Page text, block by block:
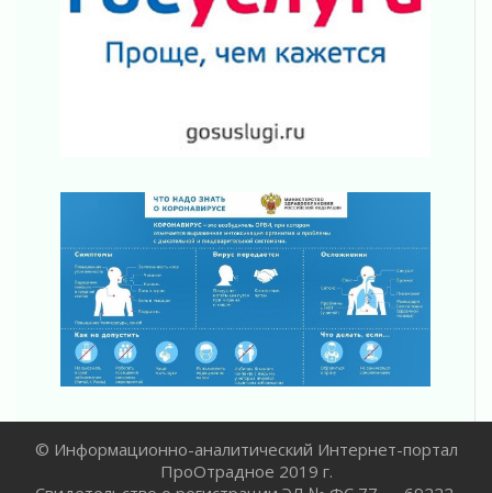
Километровые столбы «Дороги жизни»
отправили на реставрацию
02 августа 2026
Юхла, мука, кантеле и Водяной
01 августа 2026
Лето катится с горки
01 августа 2026
В Ленобласти открылась экспозиция к 150-
летию Билибина
01 августа 2026
Лето без гаджетов
01 августа 2026
Болезнь девственниц и вампиров
© Информационно-аналитический Интернет-портал
ПроОтрадное 2019 г.